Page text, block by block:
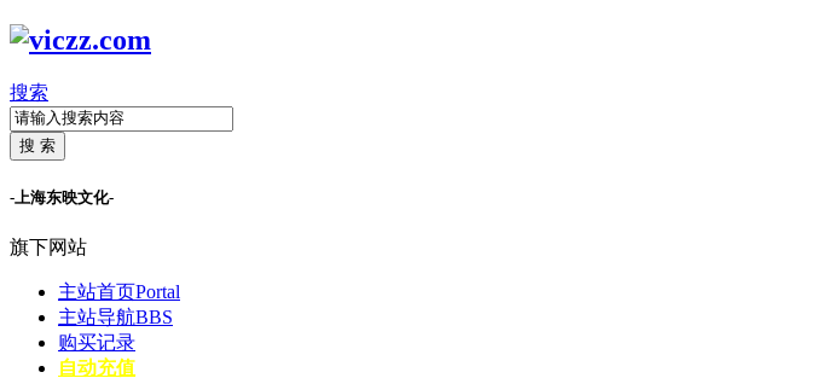
搜索
搜 索
-上海东映文化-
旗下网站
主站首页Portal
主站导航BBS
购买记录
自动充值